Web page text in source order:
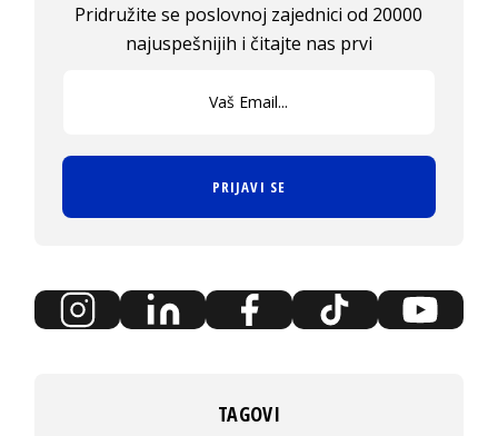
Pridružite se poslovnoj zajednici od 20000
najuspešnijih i čitajte nas prvi
PRIJAVI SE
TAGOVI